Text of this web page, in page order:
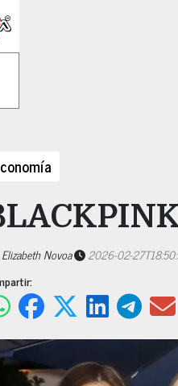
Elizabeth Novoa
2026-02-